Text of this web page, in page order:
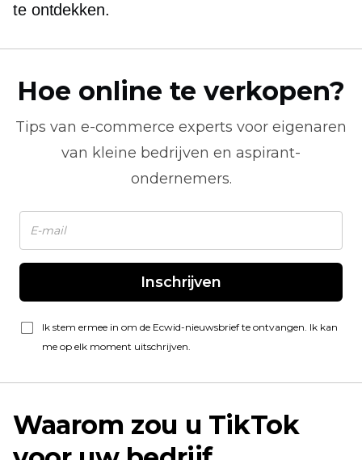
te ontdekken.
Hoe online te verkopen?
Tips van e-commerce experts voor eigenaren
van kleine bedrijven en aspirant-
ondernemers.
Inschrijven
Ik stem ermee in om de Ecwid-nieuwsbrief te ontvangen. Ik kan
me op elk moment uitschrijven.
Waarom zou u TikTok